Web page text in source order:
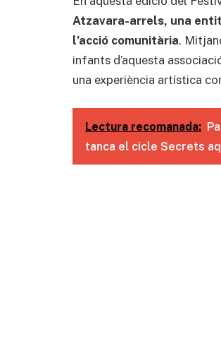
Atzavara-arrels, una
l’acció comunitària.
infants d’aquesta
una experiència artística
Lectura recomanada:
tanca el cicle Secrets